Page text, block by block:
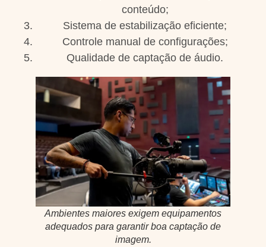
conteúdo;
Sistema de estabilização eficiente;
Controle manual de configurações;
Qualidade de captação de áudio.
Ambientes maiores exigem equipamentos
adequados para garantir boa captação de
imagem.